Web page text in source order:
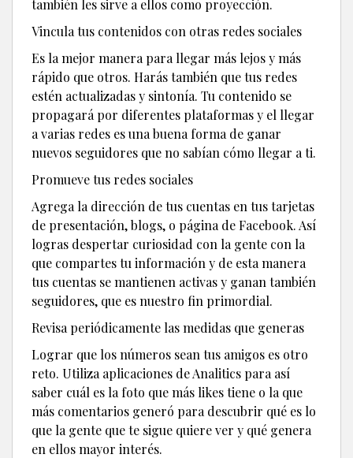
también les sirve a ellos como proyección.
Vincula tus contenidos con otras redes sociales
Es la mejor manera para llegar más lejos y más
rápido que otros. Harás también que tus redes
estén actualizadas y sintonía. Tu contenido se
propagará por diferentes plataformas y el llegar
a varias redes es una buena forma de ganar
nuevos seguidores que no sabían cómo llegar a ti.
Promueve tus redes sociales
Agrega la dirección de tus cuentas en tus tarjetas
de presentación, blogs, o página de Facebook. Así
logras despertar curiosidad con la gente con la
que compartes tu información y de esta manera
tus cuentas se mantienen activas y ganan también
seguidores, que es nuestro fin primordial.
Revisa periódicamente las medidas que generas
Lograr que los números sean tus amigos es otro
reto. Utiliza aplicaciones de Analitics para así
saber cuál es la foto que más likes tiene o la que
más comentarios generó para descubrir qué es lo
que la gente que te sigue quiere ver y qué genera
en ellos mayor interés.